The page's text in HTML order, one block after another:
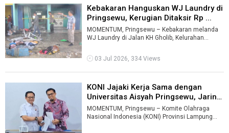
Kebakaran Hanguskan WJ Laundry di
Pringsewu, Kerugian Ditaksir Rp ...
MOMENTUM, Pringsewu – Kebakaran melanda
WJ Laundry di Jalan KH Gholib, Kelurahan
03 Jul 2026, 334 Views
KONI Jajaki Kerja Sama dengan
Universitas Aisyah Pringsewu, Jarin
...
MOMENTUM, Pringsewu – Komite Olahraga
Nasional Indonesia (KONI) Provinsi Lampung